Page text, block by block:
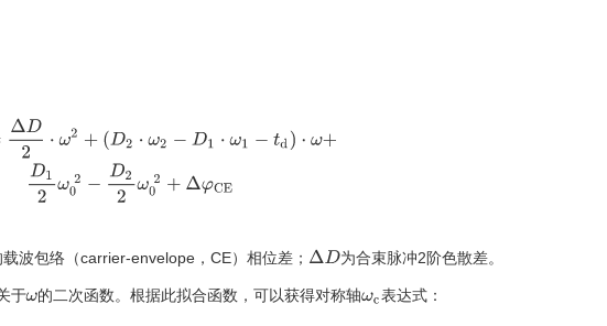
ω2+( ω 1 2
波包络（carrier-envelope，CE）相位差； ΔD 为合束脉冲2阶色散差。
于
于ω的二次函数。根据此拟合函数，可以获得对称轴ωc表达式：